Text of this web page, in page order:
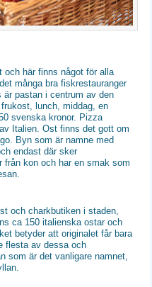
och här finns något för alla
många bra fiskrestauranger
pastan i centrum av den
lunch, middag, en
svenska kronor. Pizza
Italien. Ost finns det gott om
Byn som är namne med
endast där sker
från kon och har en smak som
och charkbutiken i staden,
ca 150 italienska ostar och
betyder att originalet får bara
flesta av dessa och
som är det vanligare namnet,